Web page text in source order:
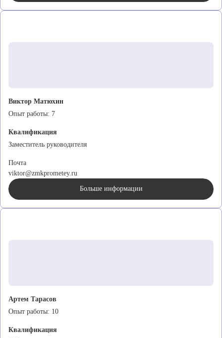
Виктор Матюхин
Опыт работы: 7
Квалификация
Заместитель руководителя
Почта
viktor@zmkprometey.ru
Больше информации
Артем Тарасов
Опыт работы: 10
Квалификация